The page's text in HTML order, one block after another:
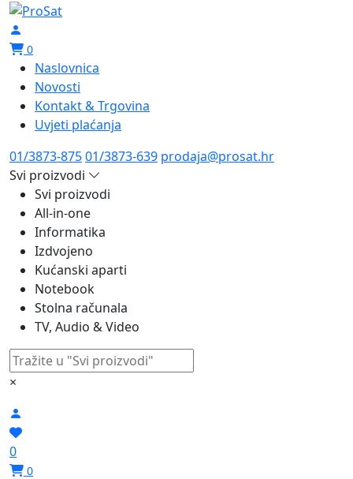
0
Naslovnica
Novosti
Kontakt & Trgovina
Uvjeti plaćanja
01/3873-87501/3873-639 prodaja@prosat.hr
Svi proizvodi
Svi proizvodi
All-in-one
Informatika
Izdvojeno
Kućanski aparti
Notebook
Stolna računala
TV, Audio & Video
×
0
0